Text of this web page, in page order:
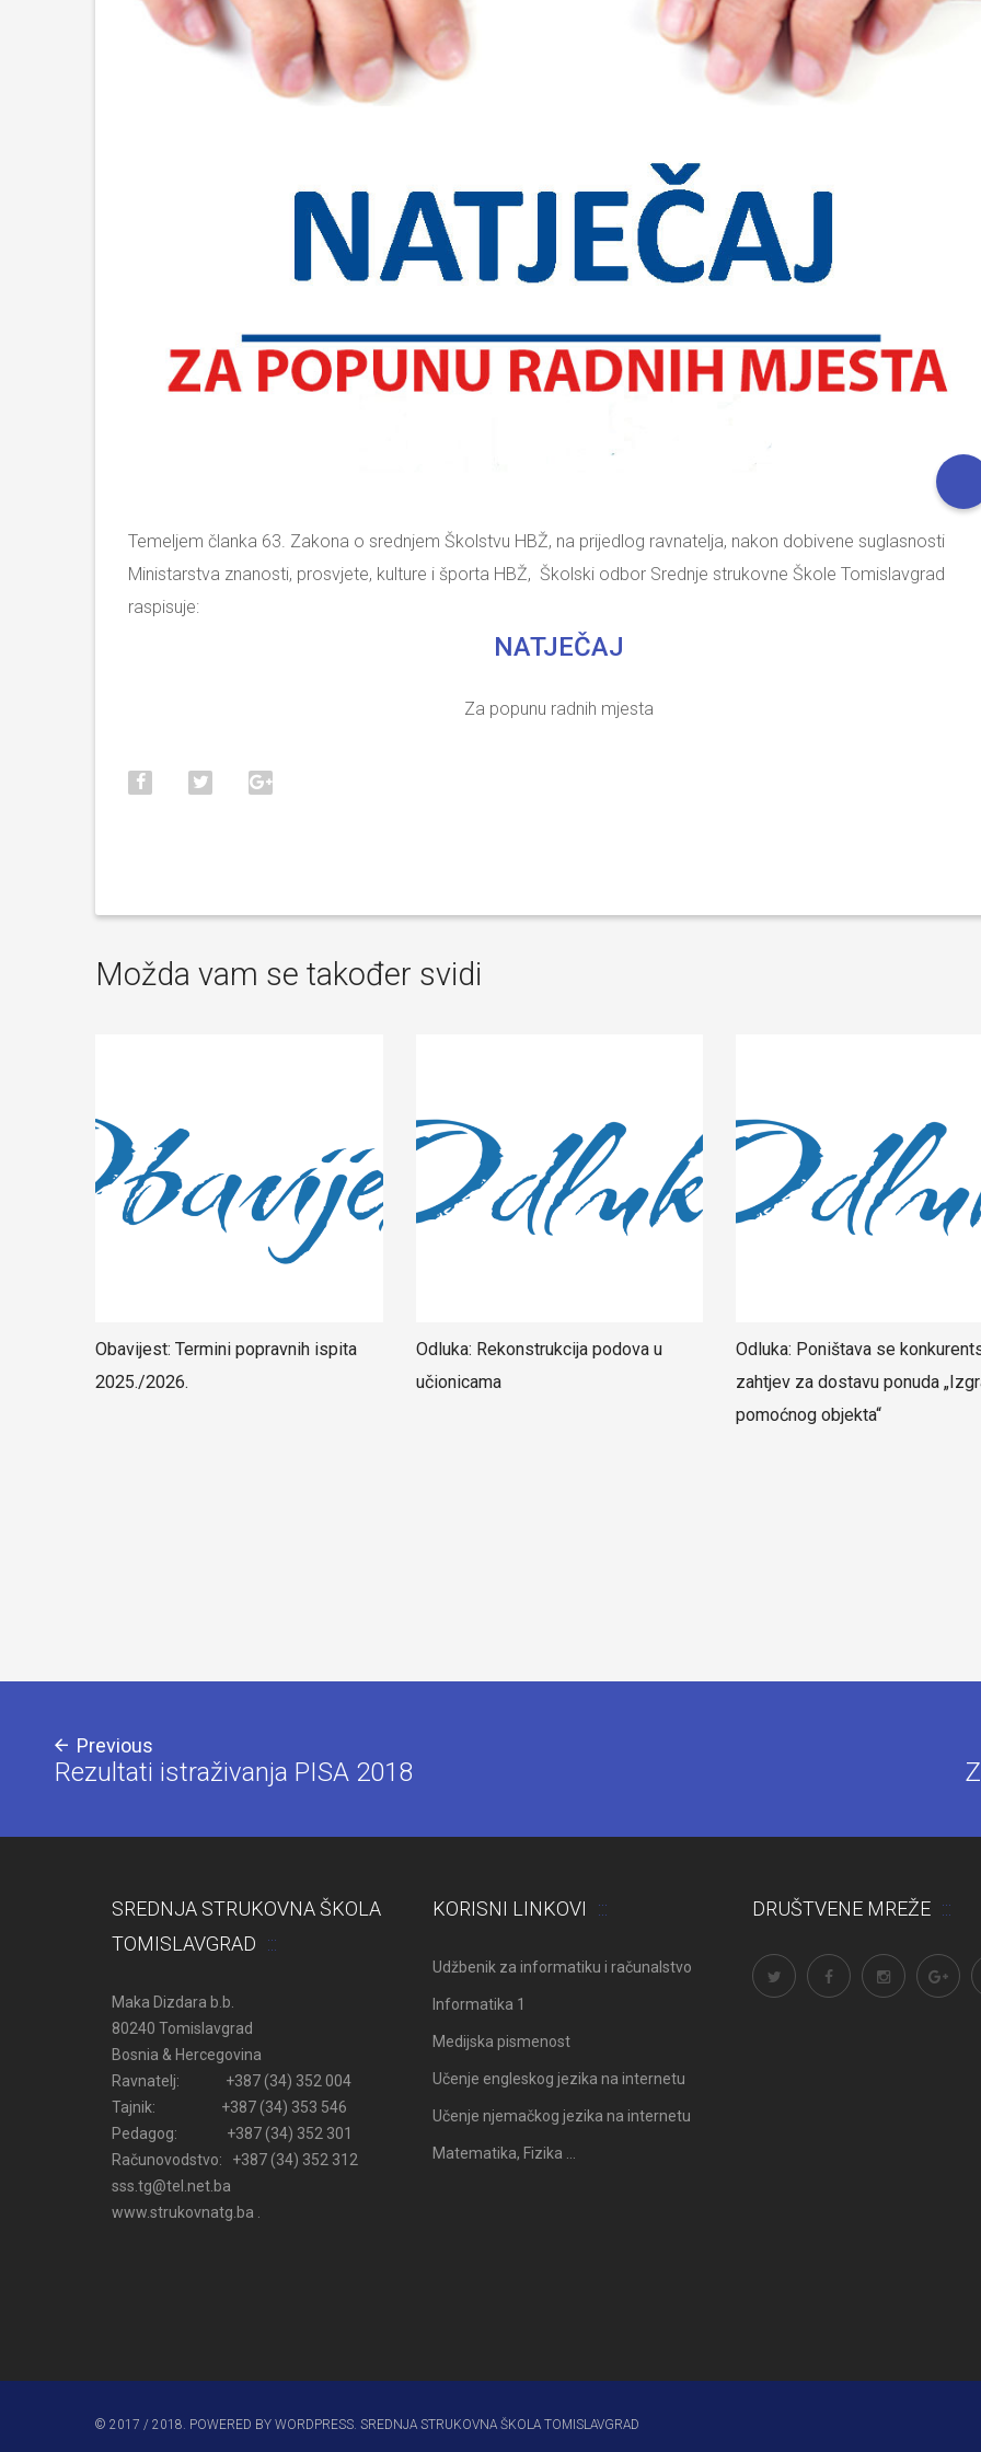
Temeljem članka 63. Zakona o srednjem Školstvu HBŽ, na prijedlog ravnatelja, nakon dobivene suglasnosti
Ministarstva znanosti, prosvjete, kulture i športa HBŽ, Školski odbor Srednje strukovne Škole Tomislavgrad
raspisuje:
NATJEČAJ
Za popunu radnih mjesta
Možda vam se također svidi
Obavijest: Termini popravnih ispita
2025./2026.
Odluka: Rekonstrukcija podova u
učionicama
Odluka: Poništava se
zahtjev za dostavu ponuda
pomoćnog objekta“
Previous
Rezultati istraživanja PISA 2018
Upis učenika u prve razrede u školskoj
Obavijest: Termini popravnih ispita
SREDNJA STRUKOVNA ŠKOLA
TOMISLAVGRAD
Maka Dizdara b.b.
80240 Tomislavgrad
Bosnia & Hercegovina
Ravnatelj: +387 (34) 352 004
Tajnik: +387 (34) 353 546
Pedagog: +387 (34) 352 301
Računovodstvo: +387 (34) 352 312
sss.tg@tel.net.ba
www.strukovnatg.ba .
KORISNI LINKOVI
Udžbenik za informatiku i računalstvo
Informatika 1
Medijska pismenost
Učenje engleskog jezika na internetu
Učenje njemačkog jezika na internetu
Matematika, Fizika …
DRUŠTVENE MREŽE
učionicama
© 2017 / 2018. POWERED BY WORDPRESS. SREDNJA STRUKOVNA ŠKOLA TOMISLAVGRAD